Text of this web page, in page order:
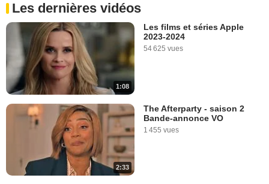
Les dernières vidéos
1:08
Les films et séries Apple
2023-2024
54 625 vues
2:33
The Afterparty - saison 2
Bande-annonce VO
1 455 vues